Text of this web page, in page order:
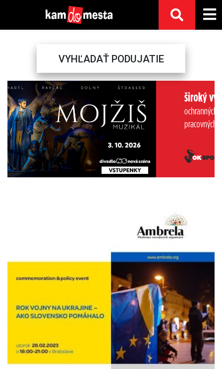
VYHĽADAŤ PODUJATIE
Previous